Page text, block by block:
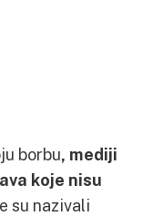
borbu, mediji
koje nisu
su nazivali